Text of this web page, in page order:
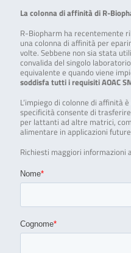
La colonna di affinità di R-
R-Biopharm ha recentemente
una colonna di affinità per
volte. Sebbene non sia stata
convalida del singolo
equivalente e quando viene
soddisfa tutti i requisiti AOAC
L’impiego di colonne di affinità
specificità consente di
per lattanti ad altre matrici,
alimentare in applicazioni
Richiesti maggiori informazioni